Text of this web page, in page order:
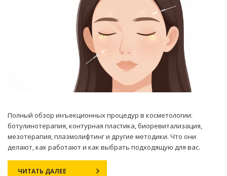
Полный обзор инъекционных процедур в косметологии:
ботулинотерапия, контурная пластика, биоревитализация,
мезотерапия, плазмолифтинг и другие методики. Что они
делают, как работают и как выбрать подходящую для вас.
ЧИТАТЬ ДАЛЕЕ